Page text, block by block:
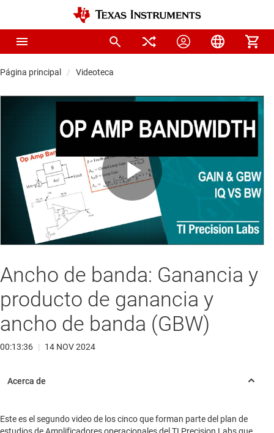
Página principal Videoteca
Play
Video
Ancho de banda: Ganancia y
producto de ganancia y
ancho de banda (GBW)
00:13:36 | 14 NOV 2024
Este es el segundo video de los cinco que forman parte del plan de